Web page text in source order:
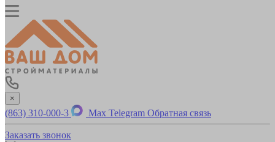
×
(863) 310-000-3 Max Telegram Обратная связь
Заказать звонок